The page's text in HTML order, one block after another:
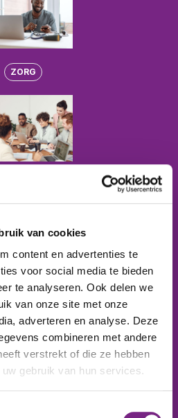
van cookies
content en advertenties te
voor social media te bieden
te analyseren. Ook delen we
van onze site met onze
adverteren en analyse. Deze
combineren met andere
verstrekt of die ze hebben
gebruik van hun services.
ZORG
JURIDISCH